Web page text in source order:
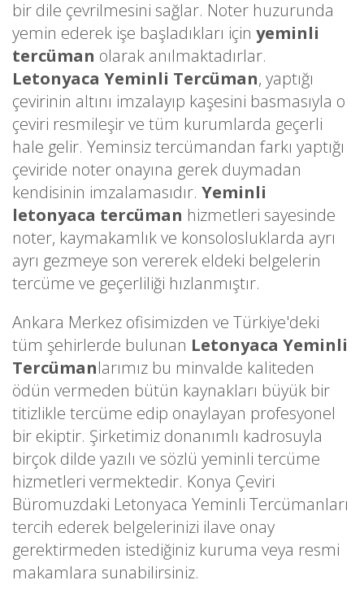
bir dile çevrilmesini sağlar. Noter huzurunda
yemin ederek işe başladıkları için yeminli
tercüman olarak anılmaktadırlar.
Letonyaca Yeminli Tercüman, yaptığı
çevirinin altını imzalayıp kaşesini basmasıyla o
çeviri resmileşir ve tüm kurumlarda geçerli
hale gelir. Yeminsiz tercümandan farkı yaptığı
çeviride noter onayına gerek duymadan
kendisinin imzalamasıdır. Yeminli
letonyaca tercüman hizmetleri sayesinde
noter, kaymakamlık ve konsolosluklarda ayrı
ayrı gezmeye son vererek eldeki belgelerin
tercüme ve geçerliliği hızlanmıştır.
Ankara Merkez ofisimizden ve Türkiye'deki
tüm şehirlerde bulunan Letonyaca Yeminli
Tercümanlarımız bu minvalde kaliteden
ödün vermeden bütün kaynakları büyük bir
titizlikle tercüme edip onaylayan profesyonel
bir ekiptir. Şirketimiz donanımlı kadrosuyla
birçok dilde yazılı ve sözlü yeminli tercüme
hizmetleri vermektedir. Konya Çeviri
Büromuzdaki Letonyaca Yeminli Tercümanları
tercih ederek belgelerinizi ilave onay
gerektirmeden istediğiniz kuruma veya resmi
makamlara sunabilirsiniz.